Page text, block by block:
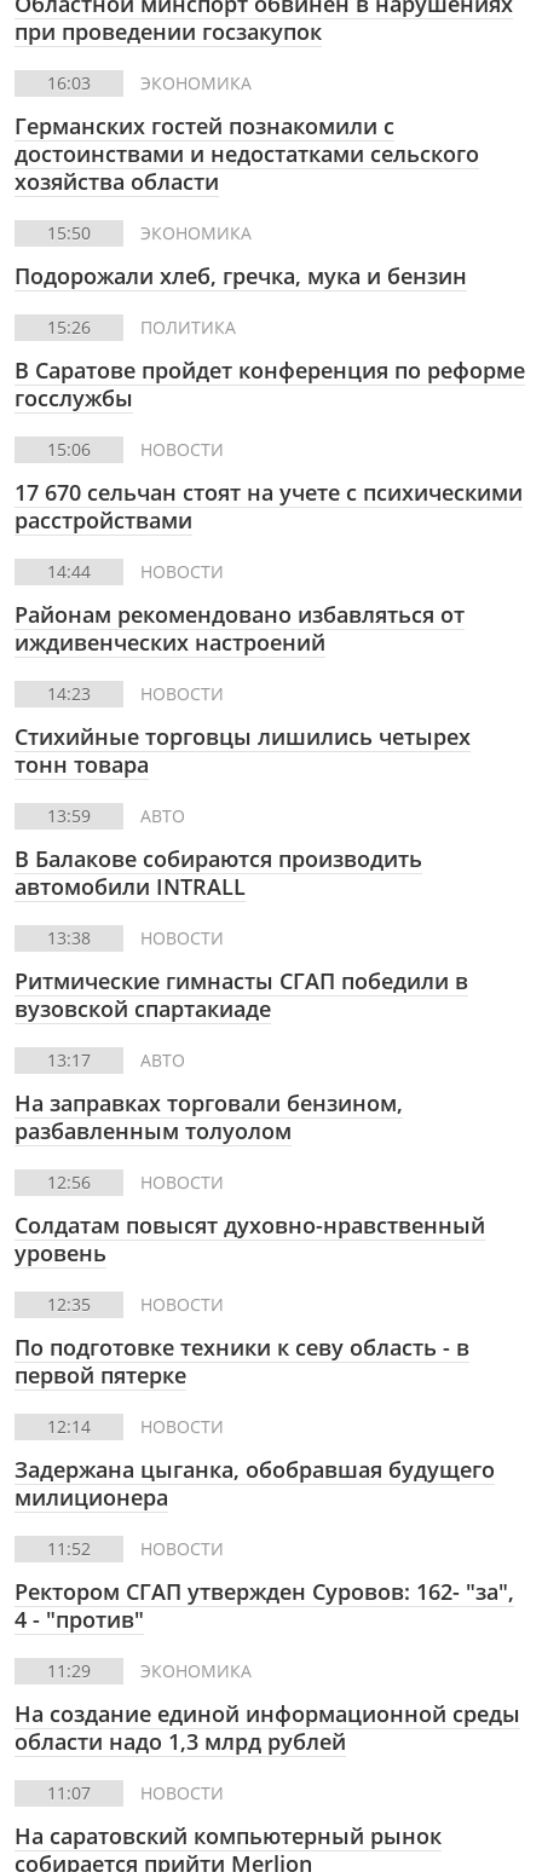
при проведении госзакупок
16:03 ЭКОНОМИКА
Германских гостей познакомили с
достоинствами и недостатками сельского
хозяйства области
15:50 ЭКОНОМИКА
Подорожали хлеб, гречка, мука и бензин
15:26 ПОЛИТИКА
В Саратове пройдет конференция по реформе
госслужбы
15:06 НОВОСТИ
17 670 сельчан стоят на учете с психическими
расстройствами
14:44 НОВОСТИ
Районам рекомендовано избавляться от
иждивенческих настроений
14:23 НОВОСТИ
Стихийные торговцы лишились четырех
тонн товара
13:59 АВТО
В Балакове собираются производить
автомобили INTRALL
13:38 НОВОСТИ
Ритмические гимнасты СГАП победили в
вузовской спартакиаде
13:17 АВТО
На заправках торговали бензином,
разбавленным толуолом
12:56 НОВОСТИ
Солдатам повысят духовно-нравственный
уровень
12:35 НОВОСТИ
По подготовке техники к севу область - в
первой пятерке
12:14 НОВОСТИ
Задержана цыганка, обобравшая будущего
милиционера
11:52 НОВОСТИ
Ректором СГАП утвержден Суровов: 162- "за",
4 - "против"
11:29 ЭКОНОМИКА
На создание единой информационной среды
области надо 1,3 млрд рублей
11:07 НОВОСТИ
На саратовский компьютерный рынок
собирается прийти Merlion